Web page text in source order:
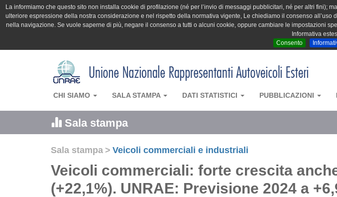
La informiamo che questo sito non installa cookie di profilazione (né per l’invio di messaggi pubblicitari, né per altri fini);
ulteriore espressione della nostra considerazione e nel rispetto della normativa vigente, Le chiediamo il consenso
nella navigazione. Se vuole saperne di più, negare il consenso a tutti o alcuni cookie, oppure cambiare le impostazioni
Informativa
Consento
CHI SIAMO SALA STAMPA DATI STATISTICI PUBBLICAZIONI
Sala stampa
Sala stampa > Veicoli commerciali e industriali
Veicoli commerciali: forte crescita
(+22,1%). UNRAE: Previsione 2024 a